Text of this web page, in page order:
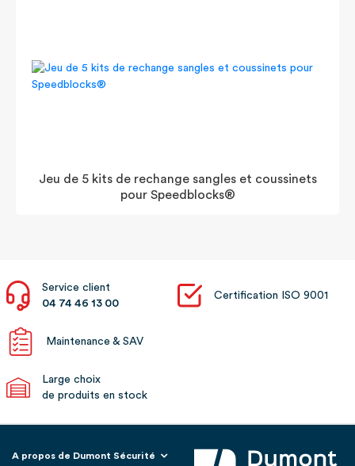
Jeu de 5 kits de rechange sangles et coussinets
pour Speedblocks®
Service client
04 74 46 13 00
Certification ISO 9001
Maintenance & SAV
Large choix
de produits en stock
A propos de Dumont Sécurité